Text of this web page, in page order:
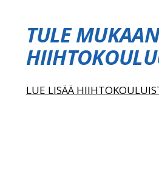
TULE
LUE LISÄÄ